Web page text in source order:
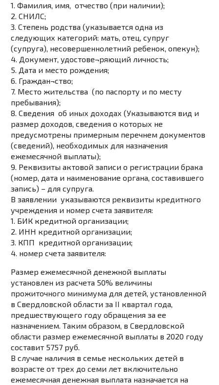
1. Фамилия, имя, отчество (при наличии);
2. СНИЛС;
3. Степень родства (указывается одна из
следующих категорий: мать, отец, супруг
(супруга), несовершеннолетний ребенок, опекун);
4. Документ, удостове¬ряющий личность;
5. Дата и место рождения;
6. Граждан¬ство;
7. Место жительства (по паспорту и по месту
пребывания);
8. Сведения об иных доходах (Указываются вид и
размер доходов, сведения о которых не
предусмотрены примерным перечнем документов
(сведений), необходимых для назначения
ежемесячной выплаты);
9. Реквизиты актовой записи о регистрации брака
(номер, дата и наименование органа, составившего
запись) – для супруга.
В заявлении указываются реквизиты кредитного
учреждения и номер счета заявителя:
1. БИК кредитной организации;
2. ИНН кредитной организации;
3. КПП кредитной организации;
4. номер счета заявителя:
Размер ежемесячной денежной выплаты
установлен из расчета 50% величины
прожиточного минимума для детей, установленной
в Свердловской области за II квартал года,
предшествующего году обращения за ее
назначением. Таким образом, в Свердловской
области размер ежемесячной выплаты в 2020 году
составит 5757 руб.
В случае наличия в семье нескольких детей в
возрасте от трех до семи лет включительно
ежемесячная денежная выплата назначается на